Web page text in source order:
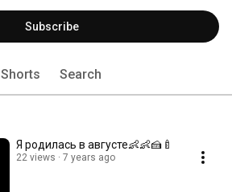
Subscribe
Shorts Search
Я родилась в августе👶👶🍰🍼
22 views 7 years ago